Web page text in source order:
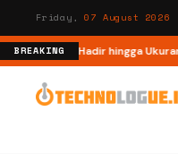
Friday,07 August 2026
BREAKING
Kini Hadir hingga Ukuran 98 Inci